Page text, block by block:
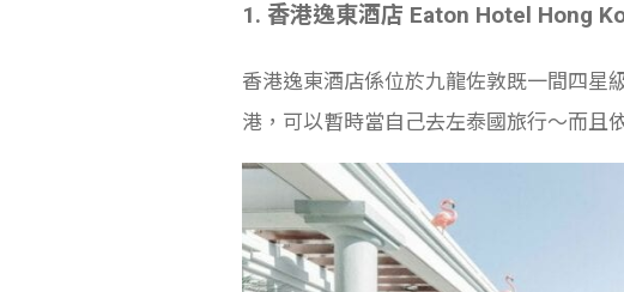
1. 香港逸東酒店 Eaton Hotel Hong
香港逸東酒店係位於九龍佐敦既一間四星
港，可以暫時當自己去左泰國旅行～而且